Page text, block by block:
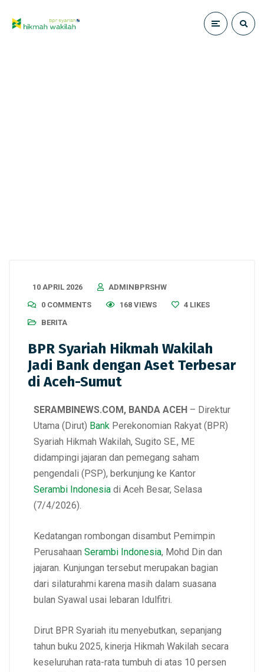
10 APRIL 2026
ADMINBPRSHW
0 COMMENTS
168 VIEWS 4 LIKES
BERITA
BPR Syariah Hikmah Wakilah
Jadi Bank dengan Aset Terbesar
di Aceh-Sumut
SERAMBINEWS.COM, BANDA ACEH – Direktur
Utama (Dirut) Bank Perekonomian Rakyat (BPR)
Syariah Hikmah Wakilah, Sugito SE., ME
didampingi jajaran dan pemegang saham
pengendali (PSP), berkunjung ke Kantor
Serambi Indonesia di Aceh Besar, Selasa
(7/4/2026).
Kedatangan rombongan disambut Pemimpin
Perusahaan Serambi Indonesia, Mohd Din dan
jajaran. Kunjungan tersebut merupakan bagian
dari silaturahmi karena masih dalam suasana
bulan Syawal usai lebaran Idulfitri.
Dirut BPR Syariah itu menyebutkan, sepanjang
tahun buku 2025, kinerja Hikmah Wakilah secara
keseluruhan rata-rata tumbuh di atas 10 persen